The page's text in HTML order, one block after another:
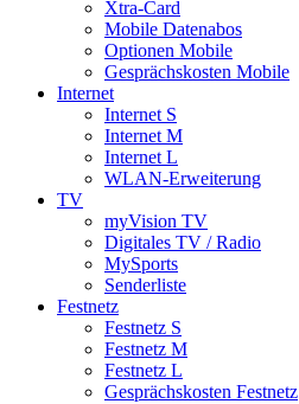
Xtra-Card
Mobile Datenabos
Optionen Mobile
Gesprächskosten Mobile
Internet
Internet S
Internet M
Internet L
WLAN-Erweiterung
TV
myVision TV
Digitales TV / Radio
MySports
Senderliste
Festnetz
Festnetz S
Festnetz M
Festnetz L
Gesprächskosten Festnetz